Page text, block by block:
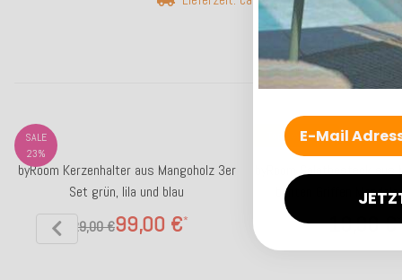
SALE
23%
byRoom Kerzenhalter aus Mangoholz 3er
Set grün, lila und blau
99,00 €*
129,00 €
Top bewertet
byRoom Salatbesteck
bunten Griffen
19,90 €